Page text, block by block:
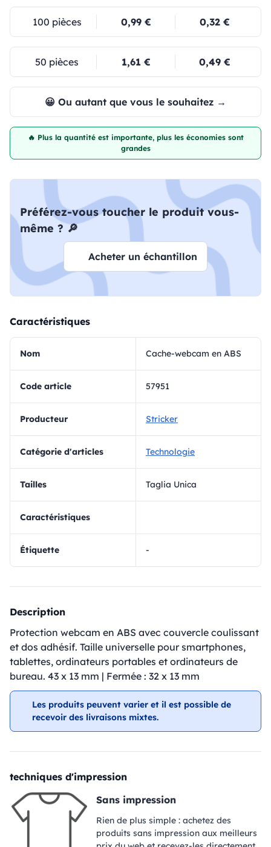
100 pièces 0,99 € 0,32 €
50 pièces 1,61 € 0,49 €
😀 Ou autant que vous le souhaitez →
🔥 Plus la quantité est importante, plus les économies sont
grandes
Préférez-vous toucher le produit vous-
même ? 🔎
Acheter un échantillon
Caractéristiques
Nom Cache-webcam en ABS
Code article 57951
Producteur Stricker
Catégorie d'articles Technologie
Tailles Taglia Unica
Caractéristiques
Étiquette -
Description
Protection webcam en ABS avec couvercle coulissant
et dos adhésif. Taille universelle pour smartphones,
tablettes, ordinateurs portables et ordinateurs de
bureau. 43 x 13 mm | Fermée : 32 x 13 mm
Les produits peuvent varier et il est possible de
recevoir des livraisons mixtes.
techniques d'impression
Sans impression
Rien de plus simple : achetez des
produits sans impression aux meilleurs